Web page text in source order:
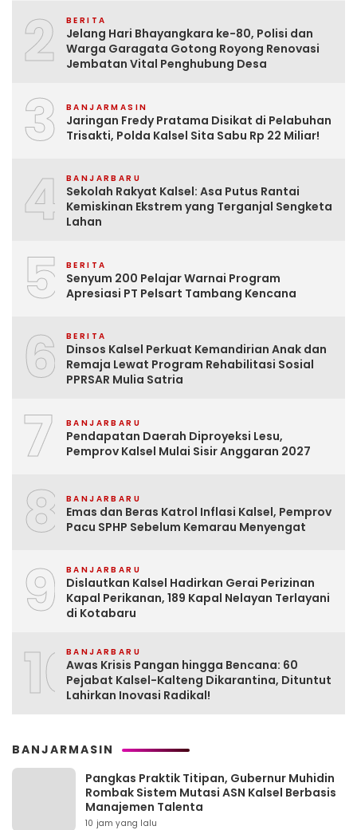
2 BERITA
Jelang Hari Bhayangkara ke-80, Polisi dan
Warga Garagata Gotong Royong Renovasi
Jembatan Vital Penghubung Desa
3 BANJARMASIN
Jaringan Fredy Pratama Disikat di Pelabuhan
Trisakti, Polda Kalsel Sita Sabu Rp 22 Miliar!
4 BANJARBARU
Sekolah Rakyat Kalsel: Asa Putus Rantai
Kemiskinan Ekstrem yang Terganjal Sengketa
Lahan
5 BERITA
Senyum 200 Pelajar Warnai Program
Apresiasi PT Pelsart Tambang Kencana
6 BERITA
Dinsos Kalsel Perkuat Kemandirian Anak dan
Remaja Lewat Program Rehabilitasi Sosial
PPRSAR Mulia Satria
7 BANJARBARU
Pendapatan Daerah Diproyeksi Lesu,
Pemprov Kalsel Mulai Sisir Anggaran 2027
8 BANJARBARU
Emas dan Beras Katrol Inflasi Kalsel, Pemprov
Pacu SPHP Sebelum Kemarau Menyengat
9 BANJARBARU
Dislautkan Kalsel Hadirkan Gerai Perizinan
Kapal Perikanan, 189 Kapal Nelayan Terlayani
di Kotabaru
10BANJARBARU
Awas Krisis Pangan hingga Bencana: 60
Pejabat Kalsel-Kalteng Dikarantina, Dituntut
Lahirkan Inovasi Radikal!
BANJARMASIN
Pangkas Praktik Titipan, Gubernur Muhidin
Rombak Sistem Mutasi ASN Kalsel Berbasis
Manajemen Talenta
10 jam yang lalu